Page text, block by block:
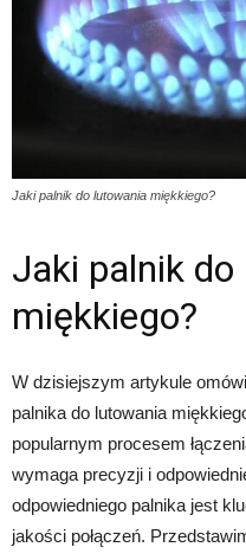
Jaki palnik do lutowania miękkiego?
Jaki palnik
miękkiego?
W dzisiejszym artykule
palnika do lutowania
popularnym procesem
wymaga precyzji i
odpowiedniego palnika jest
jakości połączeń.